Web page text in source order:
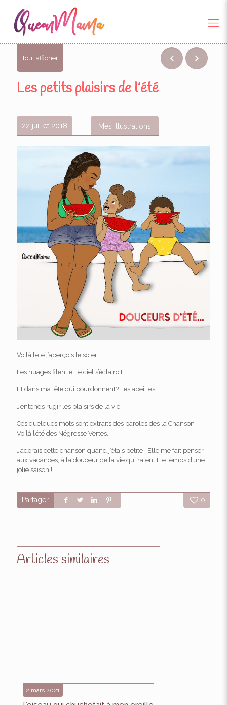
Tout afficher
Les petits plaisirs de l’été
22 juillet 2018 Mes illustrations
Voilà l’été j’aperçois le soleil
Les nuages filent et le ciel s’éclaircit
Et dans ma tête qui bourdonnent? Les abeilles
J’entends rugir les plaisirs de la vie…
Ces quelques mots sont extraits des paroles des la Chanson
Voilà l’été des Négresse Vertes.
J’adorais cette chanson quand j’étais petite ! Elle me fait penser
aux vacances, à la douceur de la vie qui ralentit le temps d’une
jolie saison !
Partager 0
Articles similaires
2 mars 2021